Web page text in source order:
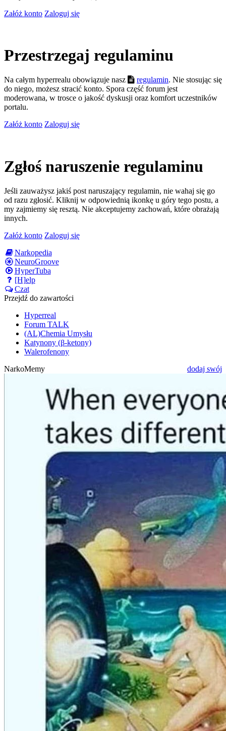
Załóż konto Zaloguj się
Przestrzegaj regulaminu
Na całym hyperrealu obowiązuje nasz regulamin. Nie stosując się
do niego, możesz stracić konto. Spora część forum jest
moderowana, w trosce o jakość dyskusji oraz komfort uczestników
portalu.
Załóż konto Zaloguj się
Zgłoś naruszenie regulaminu
Jeśli zauważysz jakiś post naruszający regulamin, nie wahaj się go
od razu zgłosić. Kliknij w odpowiednią ikonkę u góry tego postu, a
my zajmiemy się resztą. Nie akceptujemy zachowań, które obrażają
innych.
Załóż konto Zaloguj się
Narkopedia
NeuroGroove
HyperTuba
[H]elp
Czat
Przejdź do zawartości
Hyperreal
Forum TALK
(AL)Chemia Umysłu
Katynony (β-ketony)
Walerofenony
NarkoMemy
dodaj swój